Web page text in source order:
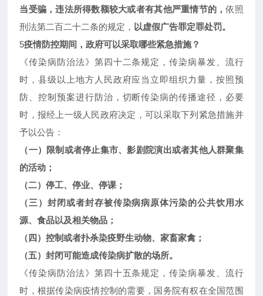
当受骗，违法所得数额较大或者有其他严重情节的，依照
刑法第二百二十二条的规定， 以虚假广告罪定罪处罚。
5疫情防控期间，政府可以采取哪些紧急措施？
《传染病防治法》第四十二条规定，传染病暴发、流行
时，县级以上地方人民政府应当立即组织力量，按照预
防、控制预案进行防治，切断传染病的传播途径，必要
时，报经上一级人民政府决定，可以采取下列紧急措施并
予以公告：
（一）限制或者停止集市、影剧院演出或者其他人群聚集
的活动；
（二）停工、停业、停课；
（三）封闭或者封存被传染病病原体污染的公共饮用水
源、食品以及相关物品；
（四）控制或者扑杀染疫野生动物、家畜家禽；
（五）封闭可能造成传染病扩散的场所。
《传染病防治法》第四十五条规定，传染病暴发、流行
时，根据传染病疫情控制的需要，国务院有权在全国范围